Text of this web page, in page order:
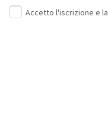
Accetto l'iscrizione e la